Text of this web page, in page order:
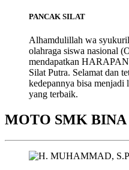
PANCAK SILAT
Alhamdulillah wa
olahraga siswa nasional
mendapatkan
Silat Putra. Selamat dan
kedepannya bisa
yang terbaik.
MOTO SMK